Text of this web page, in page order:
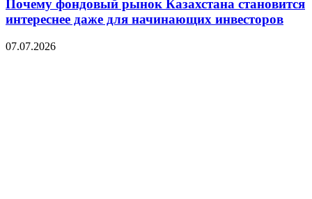
Почему фондовый рынок Казахстана становится
интереснее даже для начинающих инвесторов
07.07.2026